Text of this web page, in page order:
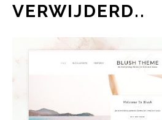
VERWIJDERD..